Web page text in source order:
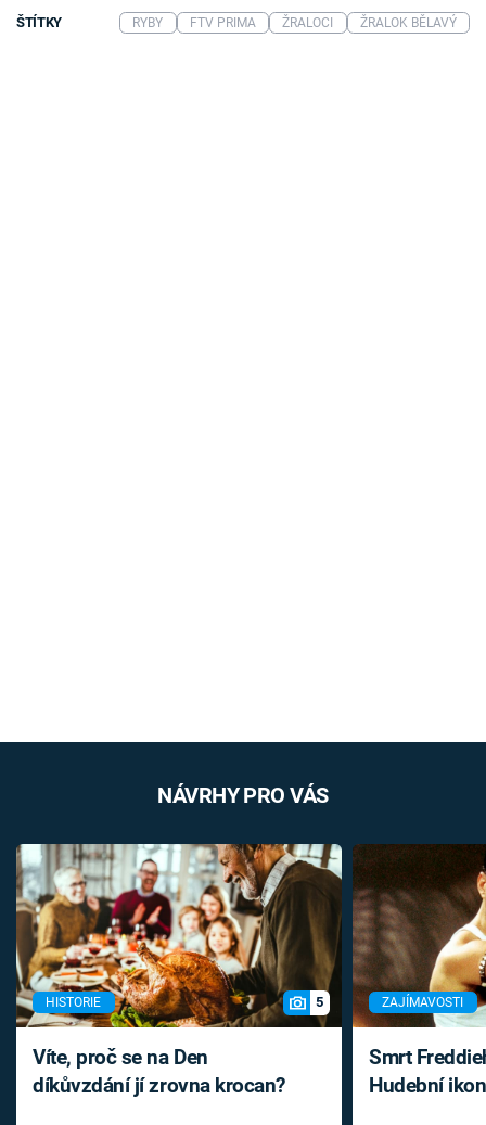
ŠTÍTKY RYBY FTV PRIMA ŽRALOCI ŽRALOK BĚLAVÝ
NÁVRHY PRO VÁS
HISTORIE 5
Víte, proč se na Den
díkůvzdání jí zrovna krocan?
ZAJÍMAVOSTI
Smrt
Hudební